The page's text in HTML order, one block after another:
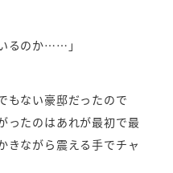
るのか……」
もない豪邸だったので
ったのはあれが最初で最
きながら震える手でチャ